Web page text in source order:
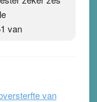
van
van